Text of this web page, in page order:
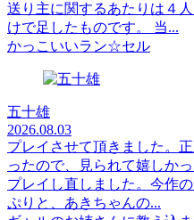
送り主に関するあたりは４
けで足したものです。 当...
かっこいいラン☆セル
五十雄
2026.08.03
プレイさせて頂きました。
ったので、見られて嬉しか
プレイし直しました。今作
ぷりと、あきちゃんの...